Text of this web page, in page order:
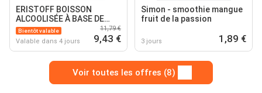
ERISTOFF BOISSON
ALCOOLISÉE À BASE DE
VODKA PASSION
Bientôt valable
Valable dans 4 jours
11,79 €
9,43 €
Simon - smoothie mangue
fruit de la passion
3 jours 1,89 €
Voir toutes les offres (8)